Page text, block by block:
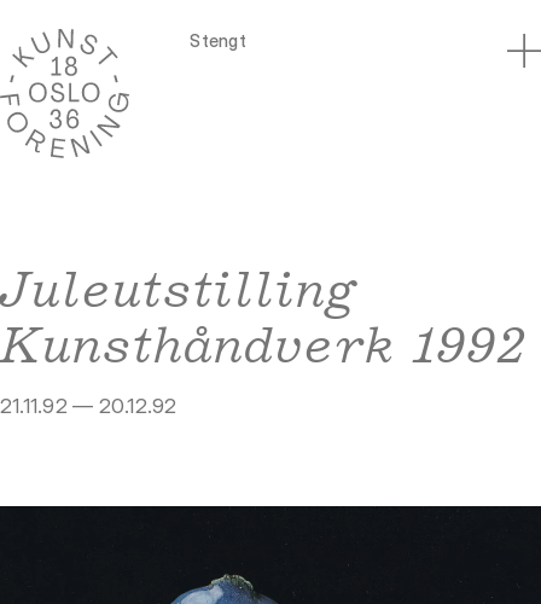
Stengt
Juleutstilling
Kunsthåndverk 1992
21.11.92 — 20.12.92